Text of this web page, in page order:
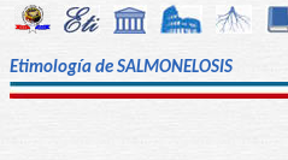
Etimología de SALMONELOSIS